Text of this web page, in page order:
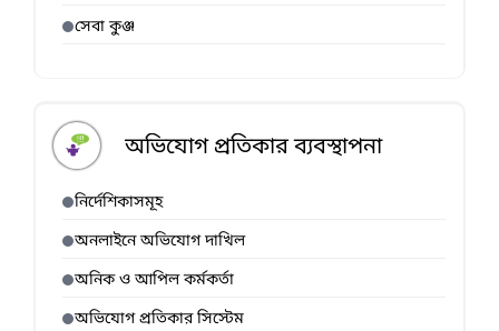
সেবা কুঞ্জ
অভিযোগ প্রতিকার ব্যবস্থাপনা
নির্দেশিকাসমূহ
অনলাইনে অভিযোগ দাখিল
অনিক ও আপিল কর্মকর্তা
অভিযোগ প্রতিকার সিস্টেম